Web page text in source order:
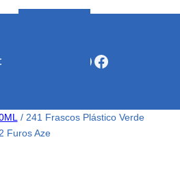
Facebook
/ 241 Frascos Plástico Verde
Furos Aze